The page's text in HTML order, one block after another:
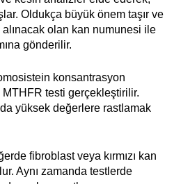
Oldukça büyük önem taşır ve
alınacak olan kan numunesi ile
gönderilir.
konsantrasyon
testi gerçekleştirilir.
yüksek değerlere rastlamak
fibroblast veya kırmızı kan
Aynı zamanda testlerde